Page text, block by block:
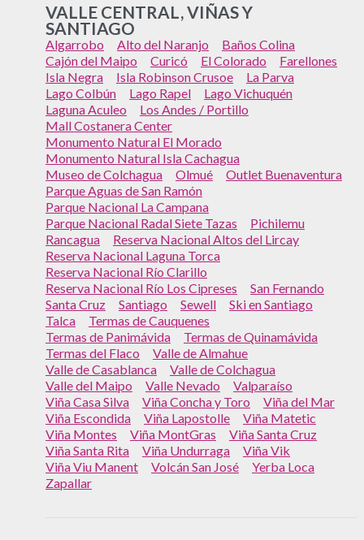
VALLE CENTRAL, VIÑAS Y
SANTIAGO
Algarrobo Alto del Naranjo
Baños Colina
Cajón del Maipo
Curicó El Colorado
Farellones
Isla Negra
Isla Robinson Crusoe
La Parva
Lago Colbún
Lago Rapel
Lago Vichuquén
Laguna Aculeo
Los Andes / Portillo
Mall Costanera Center
Monumento Natural El Morado
Monumento Natural Isla Cachagua
Museo de Colchagua
Olmué
Outlet Buenaventura
Parque Aguas de San Ramón
Parque Nacional La Campana
Parque Nacional Radal Siete Tazas
Pichilemu
Rancagua
Reserva Nacional Altos del Lircay
Reserva Nacional Laguna Torca
Reserva Nacional Río Clarillo
Reserva Nacional Río Los Cipreses
San Fernando
Santa Cruz
Santiago Sewell
Ski en Santiago
Talca
Termas de Cauquenes
Termas de Panimávida
Termas de Quinamávida
Termas del Flaco
Valle de Almahue
Valle de Casablanca
Valle de Colchagua
Valle del Maipo
Valle Nevado
Valparaíso
Viña Casa Silva
Viña Concha y Toro
Viña del Mar
Viña Escondida
Viña Lapostolle
Viña Matetic
Viña Montes
Viña MontGras
Viña Santa Cruz
Viña Santa Rita
Viña Undurraga
Viña Vik
Viña Viu Manent
Volcán San José
Yerba Loca
Zapallar